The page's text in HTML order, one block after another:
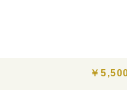
￥